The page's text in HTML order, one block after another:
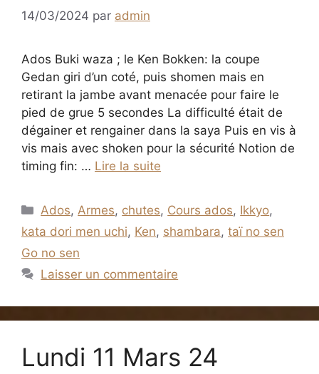
14/03/2024 par admin
Ados Buki waza ; le Ken Bokken: la coupe
Gedan giri d’un coté, puis shomen mais en
retirant la jambe avant menacée pour faire le
pied de grue 5 secondes La difficulté était de
dégainer et rengainer dans la saya Puis en vis à
vis mais avec shoken pour la sécurité Notion de
timing fin: … Lire la suite
Catégories
Ados,Armes, chutes, Cours ados, Ikkyo,
kata dori men uchi, Ken, shambara, taï no sen
Go no sen
Laisser un commentaire
Lundi 11 Mars 24